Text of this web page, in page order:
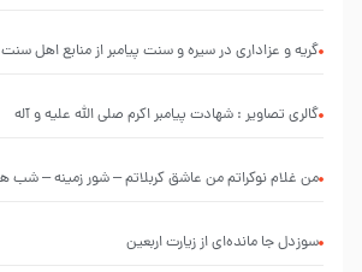
گریه و عزاداری در سیره و سنت پیامبر از منابع اهل سنت
گالری تصاویر : شهادت پیامبر اکرم صلی الله علیه و آله
سوزدل جا مانده‌ای از زیارت اربعین